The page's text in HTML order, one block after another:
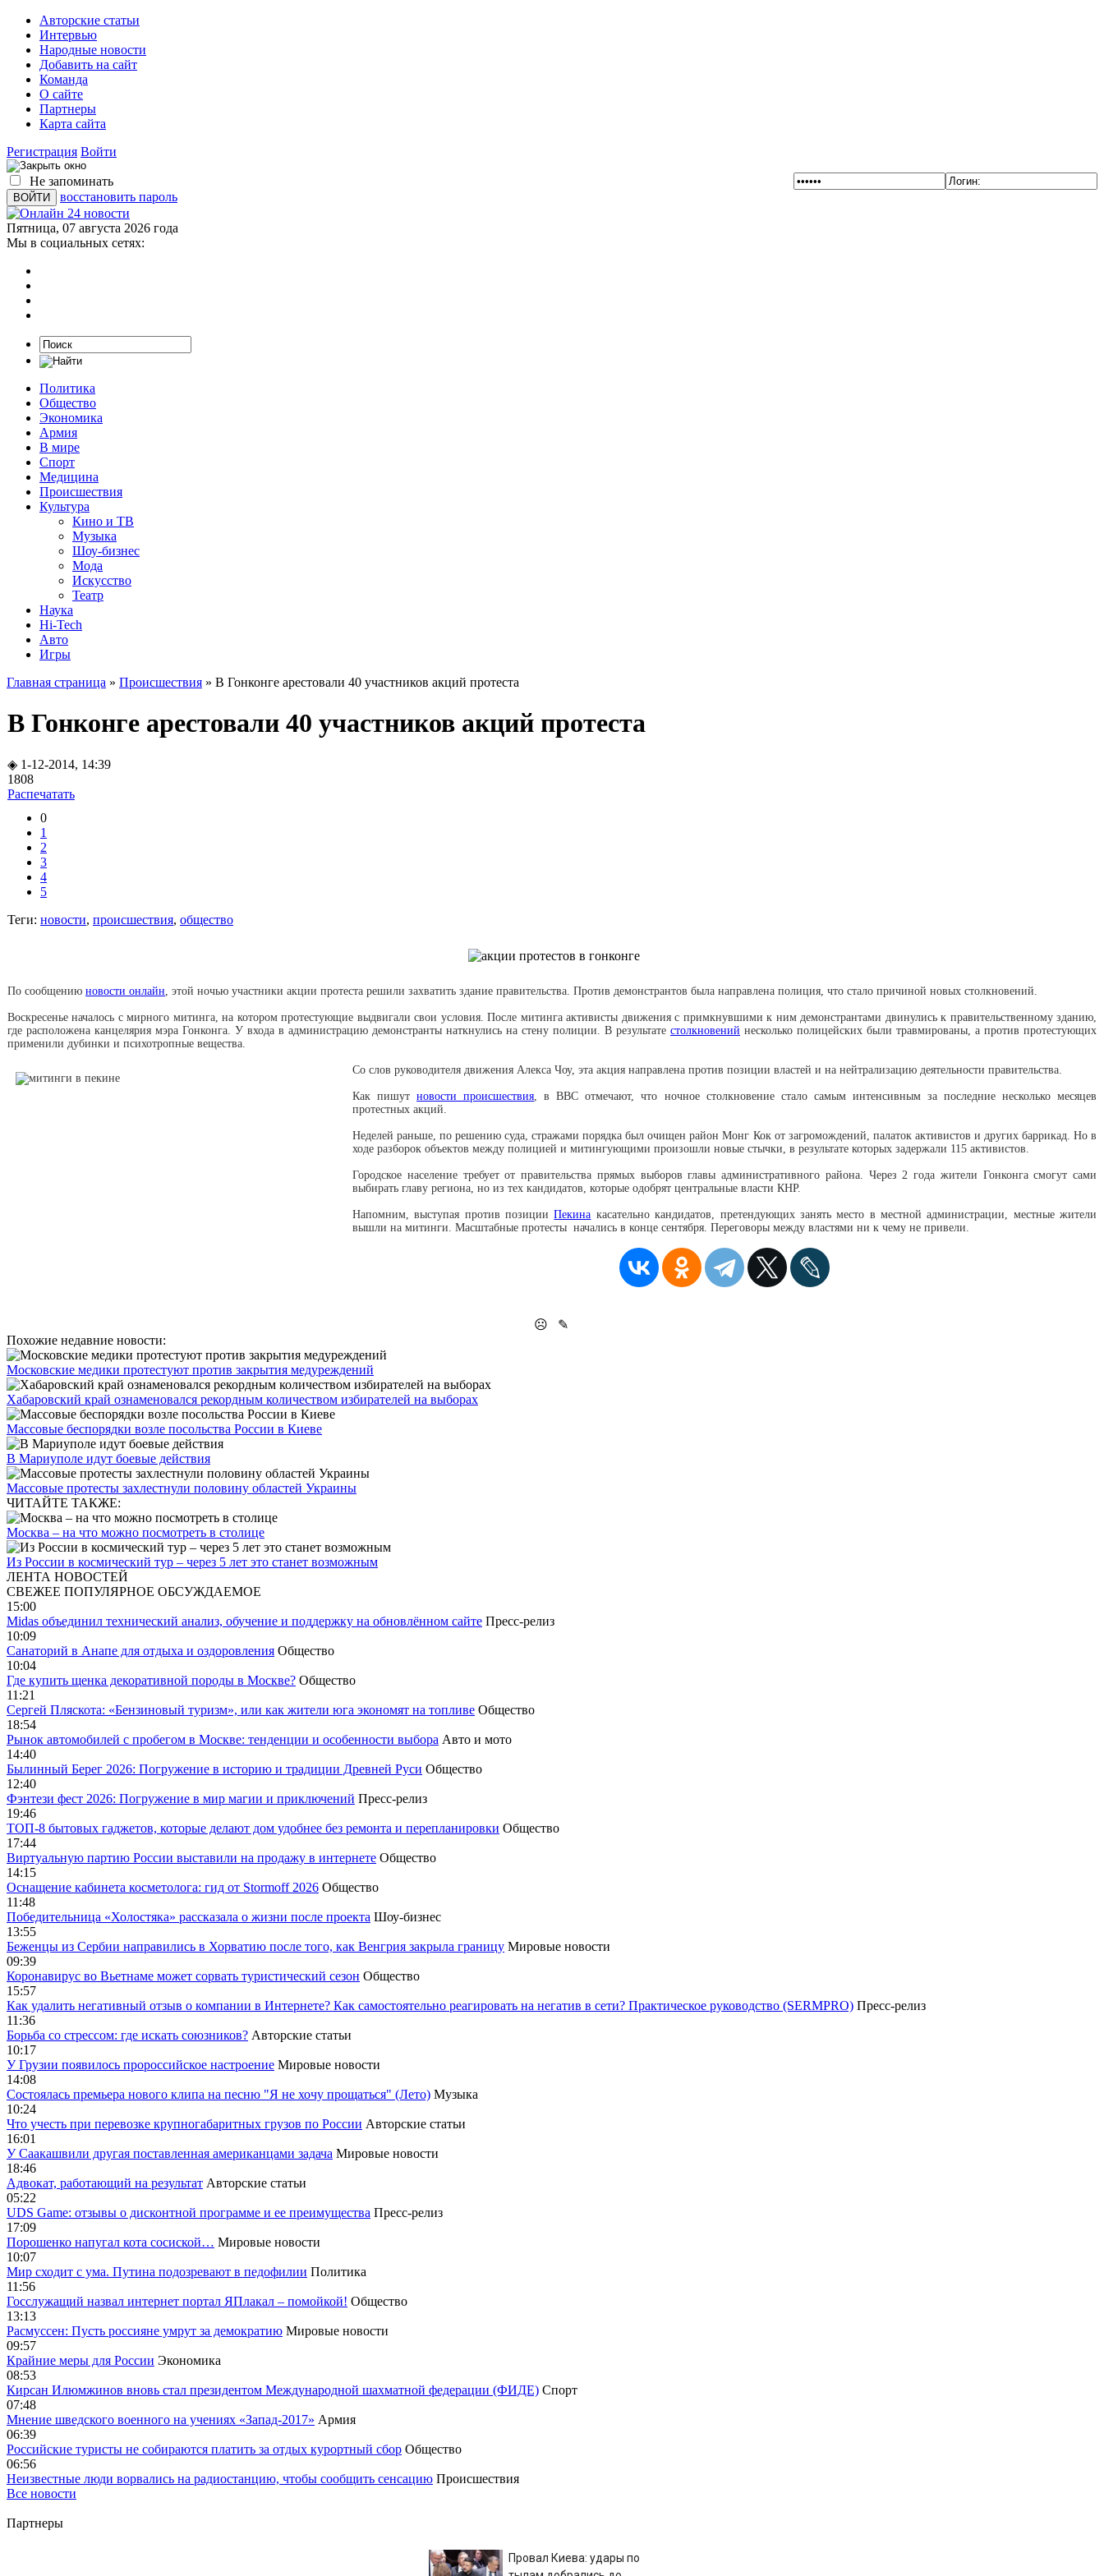
Авторские статьи
Интервью
Народные новости
Добавить на сайт
Команда
О сайте
Партнеры
Карта сайта
Регистрация Войти
Не запоминать
восстановить пароль
Пятница, 07 августа 2026 года
Мы в социальных сетях:
Политика
Общество
Экономика
Армия
В мире
Спорт
Медицина
Происшествия
Культура
Кино и ТВ
Музыка
Шоу-бизнес
Мода
Искусство
Театр
Наука
Hi-Tech
Авто
Игры
Главная страница » Происшествия » В Гонконге арестовали 40 участников акций протеста
В Гонконге арестовали 40 участников акций протеста
◈ 1-12-2014, 14:39
1808
Распечатать
0
1
2
3
4
5
Теги: новости, происшествия, общество
По сообщению новости онлайн , этой ночью участники акции протеста решили захватить здание правительства. Против демонстрантов была направлена полиция, что стало причиной новых столкновений.
Воскресенье началось с мирного митинга, на котором протестующие выдвигали свои условия. После митинга активисты движения с примкнувшими к ним демонстрантами двинулись к правительственному зданию,
где расположена канцелярия мэра Гонконга. У входа в администрацию демонстранты наткнулись на стену полиции. В результате столкновений несколько полицейских были травмированы, а против протестующих
применили дубинки и психотропные вещества.
Со слов руководителя движения Алекса Чоу, эта акция направлена против позиции властей и на нейтрализацию деятельности правительства.
Как пишутновости происшествия , в ВВС отмечают, что ночное столкновение стало самым интенсивным за последние несколько месяцев
протестных акций.
Неделей раньше, по решению суда, стражами порядка был очищен район Монг Кок от загромождений, палаток активистов и других баррикад. Но в
ходе разборок объектов между полицией и митингующими произошли новые стычки, в результате которых задержали 115 активистов.
Городское население требует от правительства прямых выборов главы административного района. Через 2 года жители Гонконга смогут сами
выбирать главу региона, но из тех кандидатов, которые одобрят центральные власти КНР.
Напомним, выступая против позицииПекина касательно кандидатов, претендующих занять место в местной администрации, местные жители
вышли на митинги. Масштабные протесты начались в конце сентября. Переговоры между властями ни к чему не привели.
☹
✎
Похожие недавние новости:
Московские медики протестуют против закрытия медуреждений
Хабаровский край ознаменовался рекордным количеством избирателей на выборах
Массовые беспорядки возле посольства России в Киеве
В Мариуполе идут боевые действия
Массовые протесты захлестнули половину областей Украины
ЧИТАЙТЕ ТАКЖЕ:
Москва – на что можно посмотреть в столице
Из России в космический тур – через 5 лет это станет возможным
ЛЕНТА НОВОСТЕЙ
СВЕЖЕЕ ПОПУЛЯРНОЕ ОБСУЖДАЕМОЕ
15:00
Midas объединил технический анализ, обучение и поддержку на обновлённом сайте Пресс-релиз
10:09
Санаторий в Анапе для отдыха и оздоровления Общество
10:04
Где купить щенка декоративной породы в Москве? Общество
11:21
Сергей Пляскота: «Бензиновый туризм», или как жители юга экономят на топливе Общество
18:54
Рынок автомобилей с пробегом в Москве: тенденции и особенности выбора Авто и мото
14:40
Былинный Берег 2026: Погружение в историю и традиции Древней Руси Общество
12:40
Фэнтези фест 2026: Погружение в мир магии и приключений Пресс-релиз
19:46
ТОП-8 бытовых гаджетов, которые делают дом удобнее без ремонта и перепланировки Общество
17:44
Виртуальную партию России выставили на продажу в интернете Общество
14:15
Оснащение кабинета косметолога: гид от Stormoff 2026 Общество
11:48
Победительница «Холостяка» рассказала о жизни после проекта Шоу-бизнес
13:55
Беженцы из Сербии направились в Хорватию после того, как Венгрия закрыла границу Мировые новости
09:39
Коронавирус во Вьетнаме может сорвать туристический сезон Общество
15:57
Как удалить негативный отзыв о компании в Интернете? Как самостоятельно реагировать на негатив в сети? Практическое руководство (SERMPRO) Пресс-релиз
11:36
Борьба со стрессом: где искать союзников? Авторские статьи
10:17
У Грузии появилось пророссийское настроение Мировые новости
14:08
Cостоялась премьера нового клипа на песню "Я не хочу прощаться" (Лето) Музыка
10:24
Что учесть при перевозке крупногабаритных грузов по России Авторские статьи
16:01
У Саакашвили другая поставленная американцами задача Мировые новости
18:46
Адвокат, работающий на результат Авторские статьи
05:22
UDS Game: отзывы о дисконтной программе и ее преимущества Пресс-релиз
17:09
Порошенко напугал кота сосиской… Мировые новости
10:07
Мир сходит с ума. Путина подозревают в педофилии Политика
11:56
Госслужащий назвал интернет портал ЯПлакал – помойкой! Общество
13:13
Расмуссен: Пусть россияне умрут за демократию Мировые новости
09:57
Крайние меры для России Экономика
08:53
Кирсан Илюмжинов вновь стал президентом Международной шахматной федерации (ФИДЕ) Спорт
07:48
Мнение шведского военного на учениях «Запад-2017» Армия
06:39
Российские туристы не собираются платить за отдых курортный сбор Общество
06:56
Неизвестные люди ворвались на радиостанцию, чтобы сообщить сенсацию Происшествия
Все новости
Партнеры
Провал Киева: удары по